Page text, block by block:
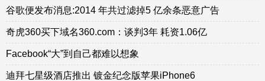
谷歌便发布消息:2014 年共过滤掉5 亿余条恶意广告
奇虎360买下域名360.com：谈判3年 耗资1.06亿
Facebook“大”到自己都难以想象
迪拜七星级酒店推出 镀金纪念版苹果iPhone6